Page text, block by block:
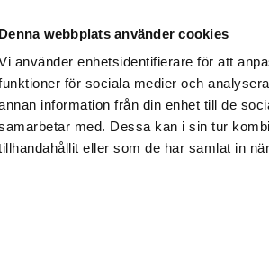
Denna webbplats använder cookies
använder enhetsidentifierare för att
för sociala medier och
information från din enhet till de
med. Dessa kan i sin tur
eller som de har samlat in
Vi tar hand om ömtåliga och